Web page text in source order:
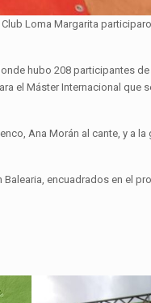
Loma Margarita
hubo 208 participantes
el Máster Internacional que
Ana Morán al cante, y a
encuadrados en el